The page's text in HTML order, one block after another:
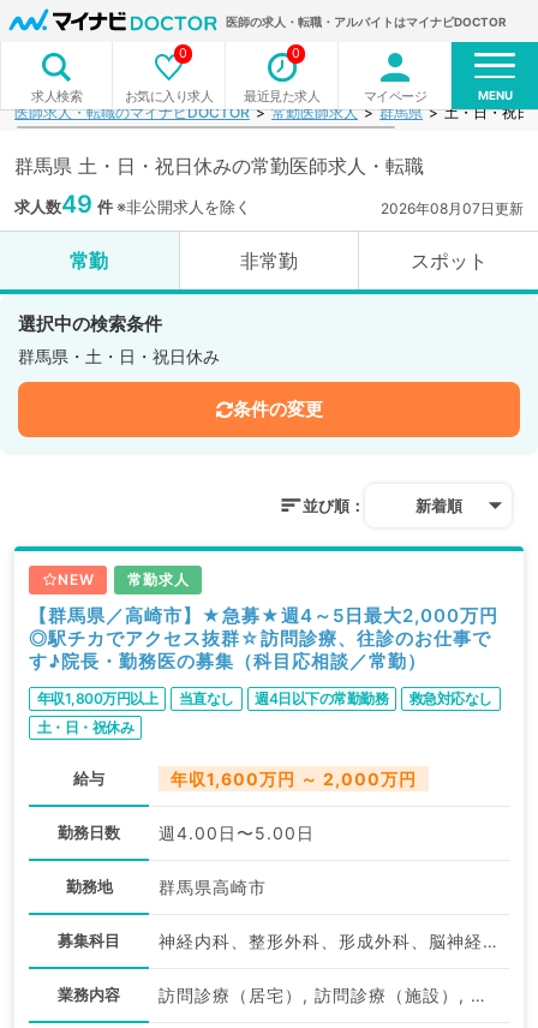
医師の求人・転職・アルバイトはマイナビDOCTOR
求人検索 お気に入り求人
0
最近見た求人
0
マイページ MENU
医師求人・転職のマイナビDOCTOR 常勤医師求人 群馬県 土・日・祝日
群馬県 土・日・祝日休みの常勤医師求人・転職
求人数49 件※非公開求人を除く 2026年08月07日更新
常勤 非常勤 スポット
選択中の検索条件
群馬県・土・日・祝日休み
条件の変更
並び順： 新着順
NEW 常勤求人
【群馬県／高崎市】★急募★週4～5日最大2,000万円
◎駅チカでアクセス抜群☆訪問診療、往診のお仕事で
す♪院長・勤務医の募集（科目応相談／常勤）
年収1,800万円以上 当直なし 週4日以下の常勤勤務
救急対応なし
土・日・祝休み
給与 年収1,600万円 ～ 2,000万円
勤務日数 週4.00日〜5.00日
勤務地 群馬県高崎市
募集科目 神経内科、整形外科、形成外科、脳神経外科、呼吸器外科、心臓血管外科、泌尿器科、一般内科、循環器内科、呼吸器内科、消化器内科、内分泌・代謝内科、腎臓内科、老年内科、血液内科、外科系全般、一般外科、消化器外科、乳腺外科、膠原病科、大腸・肛門外科
業務内容 訪問診療（居宅）, 訪問診療（施設）, その他, 往診